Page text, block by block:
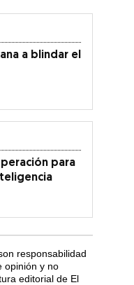
a blindar el
para
responsabilidad
opinión y no
editorial de El